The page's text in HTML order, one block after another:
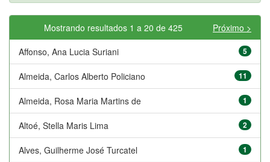
Mostrando resultados 1 a 20 de 425
Próximo >
Affonso, Ana Lucia Suriani
5
Almeida, Carlos Alberto Policiano 11
Almeida, Rosa Maria Martins de 1
Altoé, Stella Maris Lima 2
Alves, Guilherme José Turcatel 1